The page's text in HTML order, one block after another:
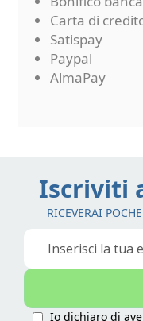
Carta di
Satispay
Paypal
AlmaPay
Iscriviti
RICEVERAI
Iscriviti
nostra
Io dichiaro di